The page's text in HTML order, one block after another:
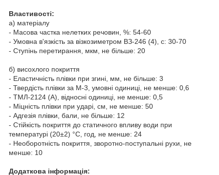
Властивості:
а) матеріалу
- Масова частка нелетких речовин, %: 54-60
- Умовна в'язкість за візкозиметром ВЗ-246 (4), с: 30-70
- Ступінь перетирання, мкм, не більше: 20
б) висохлого покриття
- Еластичність плівки при згині, мм, не більше: 3
- Твердість плівки за М-3, умовні одиниці, не менше: 0,6
- ТМЛ-2124 (А), відносні одиниці, не менше: 0,5
- Міцність плівки при ударі, см, не менше: 50
- Адгезія плівки, бали, не більше: 12
- Стійкість покриття до статичного впливу води при
температурі (20±2) °C, год, не менше: 24
- Необоротність покриття, зворотно-поступальні рухи, не
менше: 10
Додаткова інформація: